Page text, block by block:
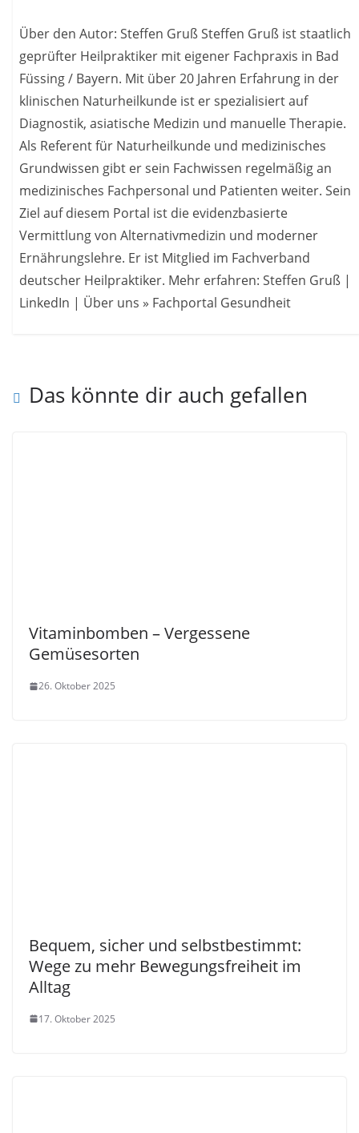
Über den Autor: Steffen Gruß Steffen Gruß ist staatlich
geprüfter Heilpraktiker mit eigener Fachpraxis in Bad
Füssing / Bayern. Mit über 20 Jahren Erfahrung in der
klinischen Naturheilkunde ist er spezialisiert auf
Diagnostik, asiatische Medizin und manuelle Therapie.
Als Referent für Naturheilkunde und medizinisches
Grundwissen gibt er sein Fachwissen regelmäßig an
medizinisches Fachpersonal und Patienten weiter. Sein
Ziel auf diesem Portal ist die evidenzbasierte
Vermittlung von Alternativmedizin und moderner
Ernährungslehre. Er ist Mitglied im Fachverband
deutscher Heilpraktiker. Mehr erfahren: Steffen Gruß |
LinkedIn | Über uns » Fachportal Gesundheit
Das könnte dir auch gefallen
Vitaminbomben – Vergessene
Gemüsesorten
26. Oktober 2025
Bequem, sicher und selbstbestimmt:
Wege zu mehr Bewegungsfreiheit im
Alltag
17. Oktober 2025